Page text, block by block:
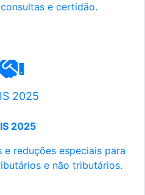
e certidão.
2025
2025
reduções especiais para
e não tributários.